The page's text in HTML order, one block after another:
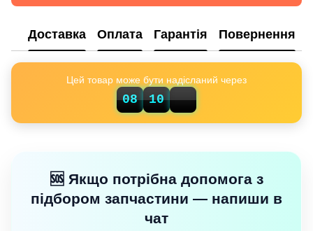
Доставка Оплата Гарантія Повернення
Цей товар може бути надісланий через
08 10 20
🆘 Якщо потрібна допомога з
підбором запчастини — напиши в
чат